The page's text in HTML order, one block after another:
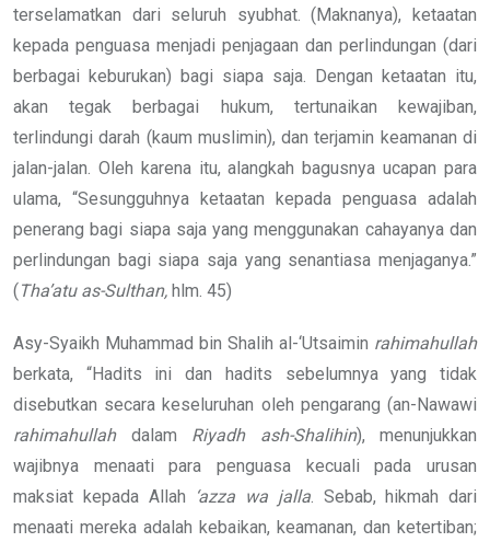
terselamatkan dari seluruh syubhat. (Maknanya), ketaatan
kepada penguasa menjadi penjagaan dan perlindungan (dari
berbagai keburukan) bagi siapa saja. Dengan ketaatan itu,
akan tegak berbagai hukum, tertunaikan kewajiban,
terlindungi darah (kaum muslimin), dan terjamin keamanan di
jalan-jalan. Oleh karena itu, alangkah bagusnya ucapan para
ulama, “Sesungguhnya ketaatan kepada penguasa adalah
penerang bagi siapa saja yang menggunakan cahayanya dan
perlindungan bagi siapa saja yang senantiasa menjaganya.”
( Tha’atu as-Sulthan, hlm. 45)
Asy-Syaikh Muhammad bin Shalih al-‘Utsaimin rahimahullah
berkata, “Hadits ini dan hadits sebelumnya yang tidak
disebutkan secara keseluruhan oleh pengarang (an-Nawawi
rahimahullahdalam Riyadh ash-Shalihin), menunjukkan
wajibnya menaati para penguasa kecuali pada urusan
maksiat kepada Allah
‘azza wa jalla. Sebab, hikmah dari
menaati mereka adalah kebaikan, keamanan, dan ketertiban;